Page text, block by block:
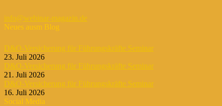
info@webinar-magazin.de
Neues ausm Blog
D&O-Versicherung für Führungskräfte Seminar
23. Juli 2026
D&O-Versicherung für Führungskräfte Seminar
21. Juli 2026
D&O-Versicherung für Führungskräfte Seminar
16. Juli 2026
Social Media